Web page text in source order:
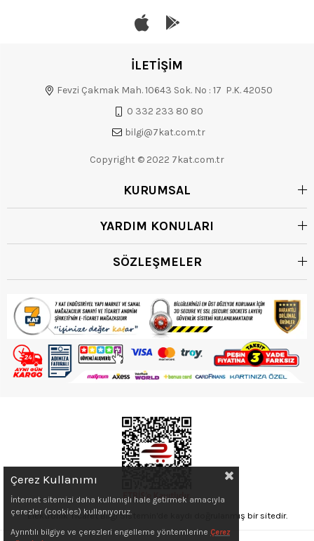
İLETİŞİM
Fevzi Çakmak Mah. 10643 Sok. No : 17 P.K. 42050
0 332 233 80 80
bilgi@7kat.com.tr
Copyright © 2022 7kat.com.tr
KURUMSAL
YARDIM KONULARI
SÖZLEŞMELER
Elektronik Ticaret Bilgi Sistemin'de kaydı doğrulanmış bir sitedir.
Çerez Kullanımı
İnternet sitemizi daha kullanışlı hale getirmek amacıyla
çerezler (cookies) kullanıyoruz.
Ayrıntılı bilgiye ve çerezleri engelleme yöntemlerine Çerez